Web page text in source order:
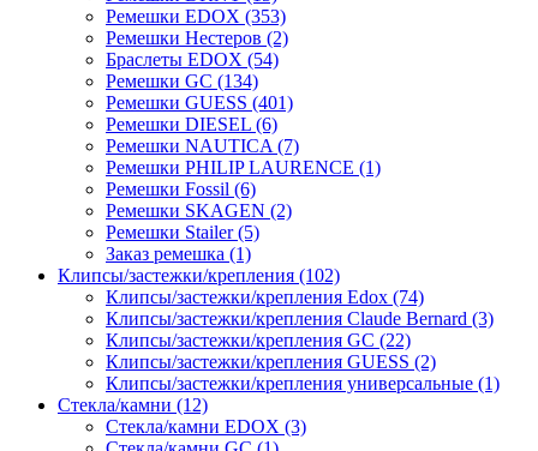
Ремешки EDOX (353)
Ремешки Нестеров (2)
Браслеты EDOX (54)
Ремешки GC (134)
Ремешки GUESS (401)
Ремешки DIESEL (6)
Ремешки NAUTICA (7)
Ремешки PHILIP LAURENCE (1)
Ремешки Fossil (6)
Ремешки SKAGEN (2)
Ремешки Stailer (5)
Заказ ремешка (1)
Клипсы/застежки/крепления (102)
Клипсы/застежки/крепления Edox (74)
Клипсы/застежки/крепления Claude Bernard (3)
Клипсы/застежки/крепления GC (22)
Клипсы/застежки/крепления GUESS (2)
Клипсы/застежки/крепления универсальные (1)
Стекла/камни (12)
Стекла/камни EDOX (3)